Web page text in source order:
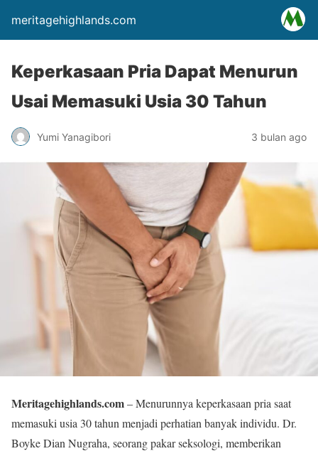
meritagehighlands.com
Keperkasaan Pria Dapat Menurun
Usai Memasuki Usia 30 Tahun
Yumi Yanagibori 3 bulan ago
Meritagehighlands.com– Menurunnya keperkasaan pria saat
memasuki usia 30 tahun menjadi perhatian banyak individu. Dr.
Boyke Dian Nugraha, seorang pakar seksologi, memberikan